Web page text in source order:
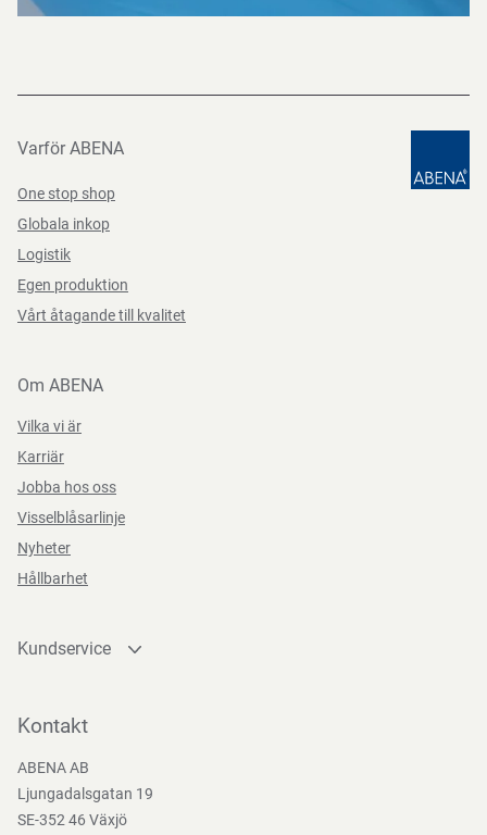
Varför ABENA
One stop shop
Globala inkop
Logistik
Egen produktion
Vårt åtagande till kvalitet
Om ABENA
Vilka vi är
Karriär
Jobba hos oss
Visselblåsarlinje
Nyheter
Hållbarhet
Kundservice
Bli kund
Nedladdningar
Kontakt
ABENA AB
Ljungadalsgatan 19
SE-352 46 Växjö